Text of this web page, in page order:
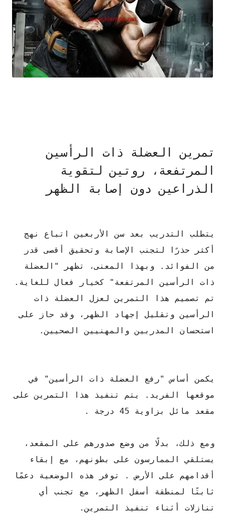
تمرين العضلة ذات الرأسين
المرتفعة، روتين لتقوية
الذراعين دون إصابة الظهر
يتطلب التدريب بعد سن الأربعين اتباع نهج
أكثر حذرًا لتجنب الإصابة وتحقيق أقصى قدر
من الفوائد. وبهذا المعنى، تظهر "العضلة
ذات الرأسين المرتفعة" كخيار فعال للغاية.
تم تصميم هذا التمرين لعزل العضلة ذات
الرأسين وتقليل إجهاد الظهر، وقد حاز على
استحسان المدربين والمهنيين الصحيين.
يكمن أساس "رفع العضلة ذات الرأسين" في
موقعها الفريد. يتم تنفيذ هذا التمرين على
مقعد مائل بزاوية 45 درجة .
ومع ذلك، بدلًا من وضع صدورهم على المقعد،
يستلقي الممارسون على بطونهم، مع إبقاء
أقدامهم على الأرض . توفر هذه الوضعية دعمًا
ثابتًا لمنطقة أسفل الظهر، مع تجنب أي
تنازلات أثناء تنفيذ التمرين.